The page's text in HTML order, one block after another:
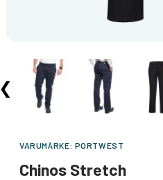
VARUMÄRKE: PORTWEST
Chinos Stretch